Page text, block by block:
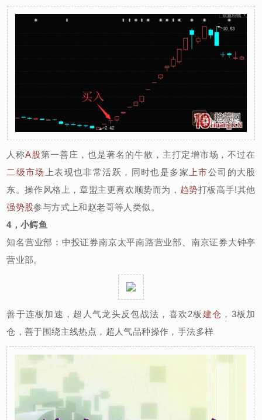
人称A股第一善庄，也是著名的牛散，主打定增市场，不过在
二级市场
上表现也非常活跃，同时也是多家 上市公司的大股
东。操作风格上，章盟主更喜欢顺势而为， 趋势打板高手!其他
强势股参与方式上和赵老哥等人类似。
4，小鳄鱼
知名营业部：中投证券南京太平南路营业部、南京证券大钟亭
营业部。
善于连板加速，超人气龙头反包战法，喜欢2板 建仓 ，3板加
仓，善于围绕主线热点，超人气品种操作，手法多样